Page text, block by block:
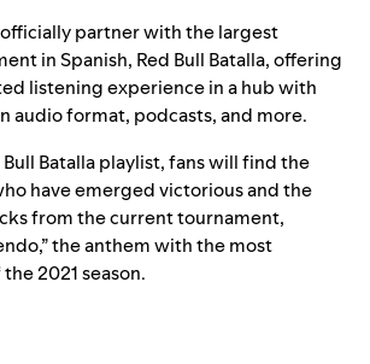
partner with the largest
in Spanish, Red Bull Batalla, offering
listening experience ina hubwith
audio format, podcasts, and more.
Bull Batallaplaylist, fans will find the
have emerged victorious and the
from the current tournament,
the anthem with the most
2021 season.